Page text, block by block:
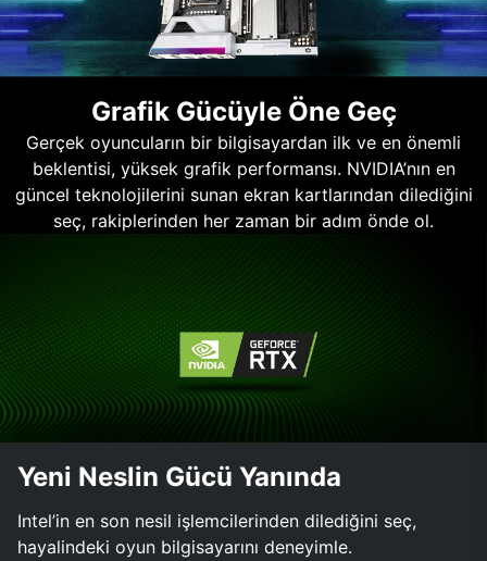
Grafik Gücüyle Öne Geç
Gerçek oyuncuların bir bilgisayardan ilk ve en önemli
beklentisi, yüksek grafik performansı. NVIDIA’nın en
güncel teknolojilerini sunan ekran kartlarından dilediğini
seç, rakiplerinden her zaman bir adım önde ol.
Yeni Neslin Gücü Yanında
Intel’in en son nesil işlemcilerinden dilediğini seç,
hayalindeki oyun bilgisayarını deneyimle.